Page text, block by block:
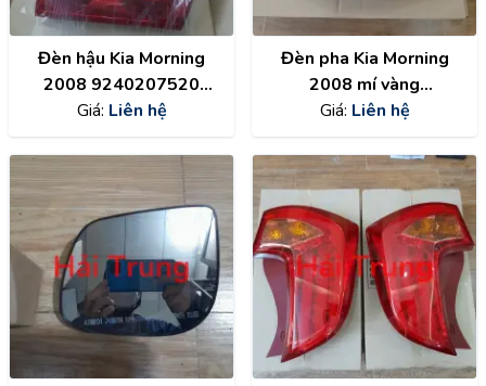
Đèn hậu Kia Morning
2008 9240207520
9240107520
Giá: Liên hệ
Đèn pha Kia Morning
2008 mí vàng
9210107700
Giá: Liên hệ